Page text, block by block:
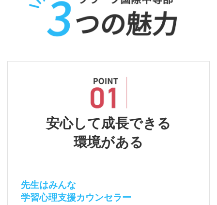
安心して成長できる
環境がある
先生はみんな
学習心理支援カウンセラー